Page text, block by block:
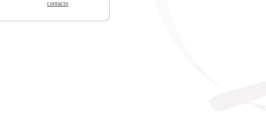
contacto